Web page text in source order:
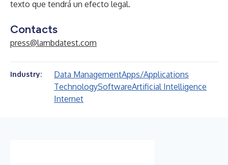
texto que tendrá un efecto legal.
Contacts
press@lambdatest.com
Industry: Data ManagementApps/Applications
TechnologySoftwareArtificial Intelligence
Internet